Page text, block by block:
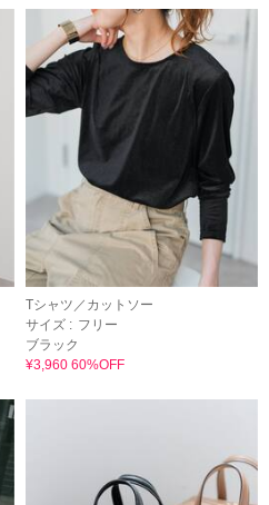
Tシャツ／カットソー
サイズ : フリー
ブラック
¥3,960 60%OFF